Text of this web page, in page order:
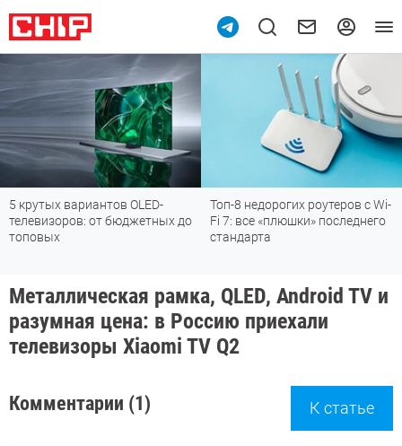
OLED-
бюджетных до
Топ-8 недорогих роутеров с Wi-
Fi 7: все «плюшки» последнего
Подпишись
мессенджере
Металлическая рамка, QLED, Android TV и
разумная цена: в Россию приехали
телевизоры Xiaomi TV Q2
Комментарии (1) К статье